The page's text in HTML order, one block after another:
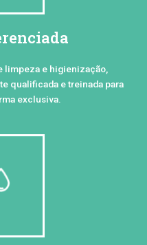
limpeza e higienização,
qualificada e treinada para
exclusiva.